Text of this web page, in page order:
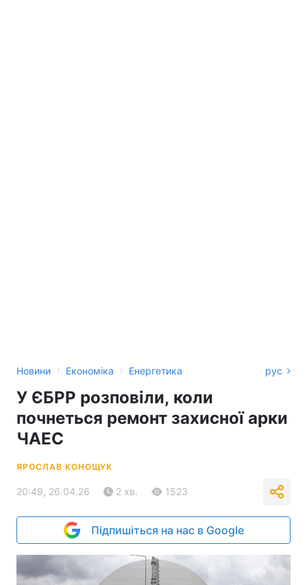
Новини › Економіка › Енергетика рус
У ЄБРР розповіли, коли
почнеться ремонт захисної арки
ЧАЕС
ЯРОСЛАВ КОНОЩУК
20:49, 26.04.26 2 хв. 1523
Підпишіться на нас в Google